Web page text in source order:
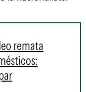
remata